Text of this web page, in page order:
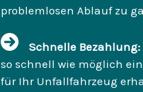
problemlosen Ablauf zu
Schnelle Bezahlung:
so schnell wie möglich
für Ihr Unfallfahrzeug